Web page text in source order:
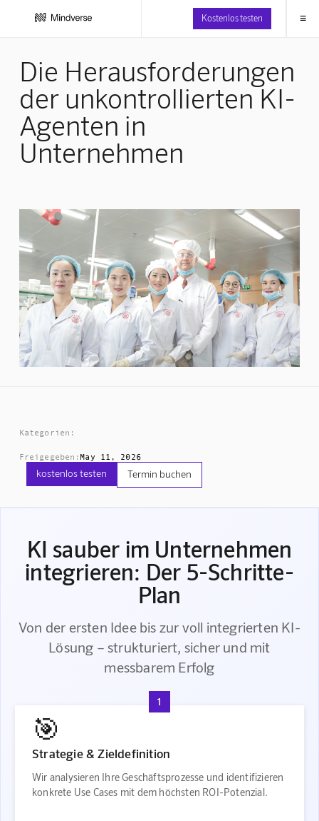
Kostenlos testen ≡
Die Herausforderungen
der unkontrollierten KI-
Agenten in
Unternehmen
Kategorien:
Freigegeben: May 11, 2026
kostenlos testen Termin buchen
KI sauber im Unternehmen
integrieren: Der 5-Schritte-
Plan
Von der ersten Idee bis zur voll integrierten KI-
Lösung – strukturiert, sicher und mit
messbarem Erfolg
1
🎯
Strategie & Zieldefinition
Wir analysieren Ihre Geschäftsprozesse und identifizieren
konkrete Use Cases mit dem höchsten ROI-Potenzial.